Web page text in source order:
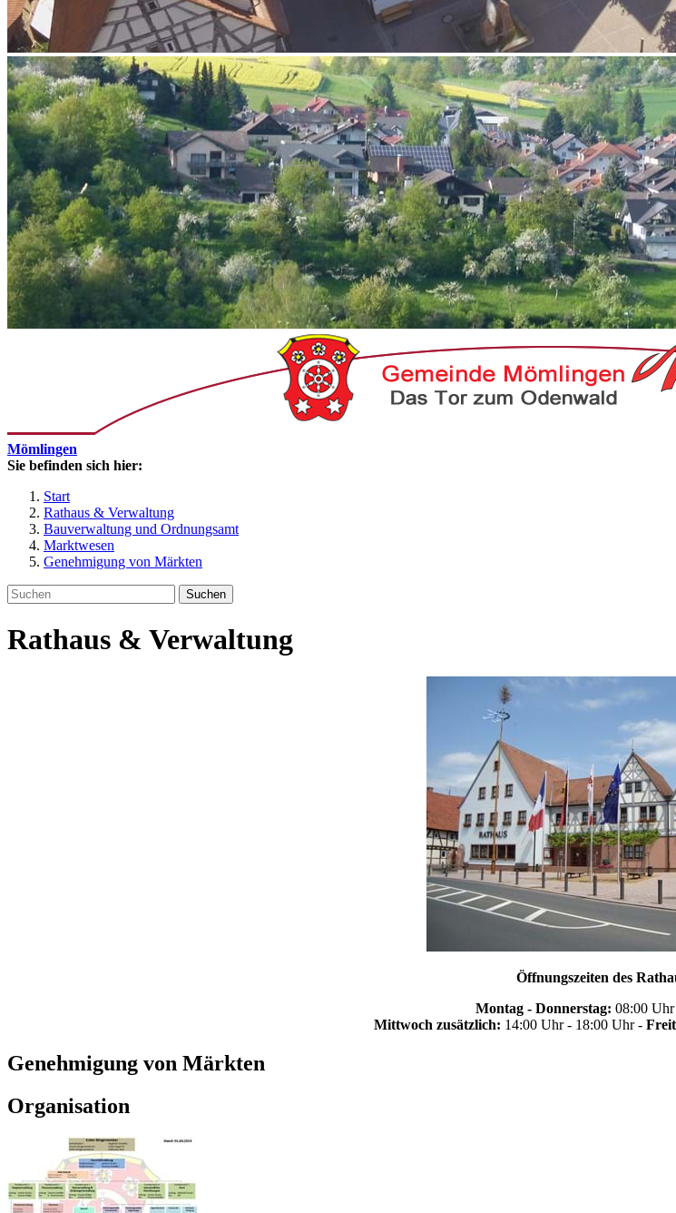
Mömlingen
Sie befinden sich hier:
Start
Rathaus & Verwaltung
Bauverwaltung und Ordnungsamt
Marktwesen
Genehmigung von Märkten
Suchen
Rathaus & Verwaltung
Öffnungszeiten des
Montag - Donnerstag: 08:00
Mittwoch zusätzlich: 14:00 Uhr - 18:00 Uhr -
Genehmigung von Märkten
Organisation